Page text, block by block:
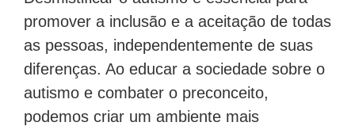
promover a inclusão e a aceitação de todas
as pessoas, independentemente de suas
diferenças. Ao educar a sociedade sobre o
autismo e combater o preconceito,
podemos criar um ambiente mais